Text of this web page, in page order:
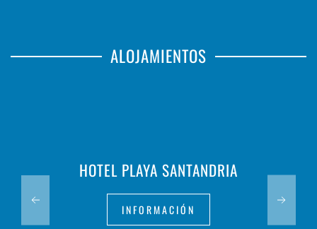
ALOJAMIENTOS
HOTEL PLAYA SANTANDRIA
INFORMACIÓN